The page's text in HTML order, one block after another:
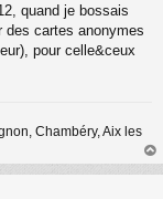
quand je bossais
des cartes anonymes
pour celle&ceux
Chambéry, Aix les
au